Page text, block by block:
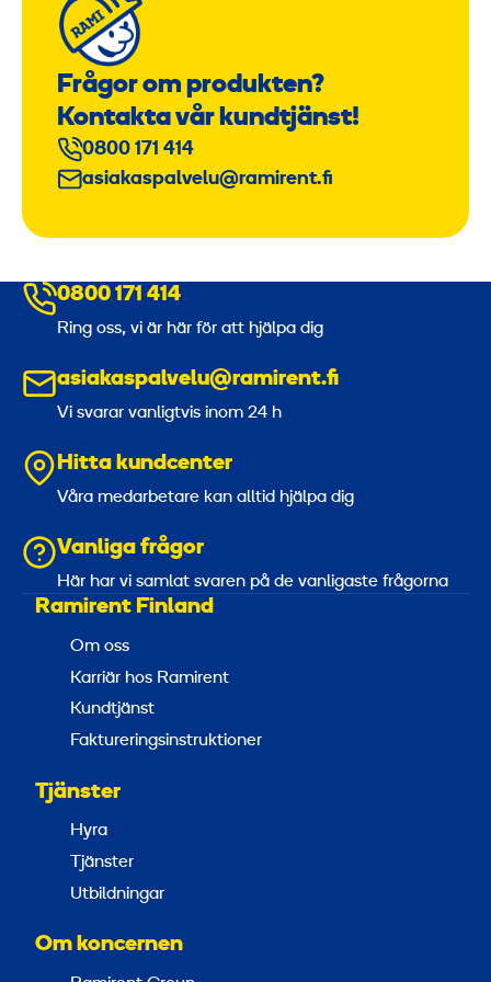
Frågor om produkten?
Kontakta vår kundtjänst!
0800 171 414
asiakaspalvelu@ramirent.fi
0800 171 414
Ring oss, vi är här för att hjälpa dig
asiakaspalvelu@ramirent.fi
Vi svarar vanligtvis inom 24 h
Hitta kundcenter
Våra medarbetare kan alltid hjälpa dig
Vanliga frågor
Här har vi samlat svaren på de vanligaste frågorna
Ramirent Finland
Om oss
Karriär hos Ramirent
Kundtjänst
Faktureringsinstruktioner
Tjänster
Hyra
Tjänster
Utbildningar
Om koncernen